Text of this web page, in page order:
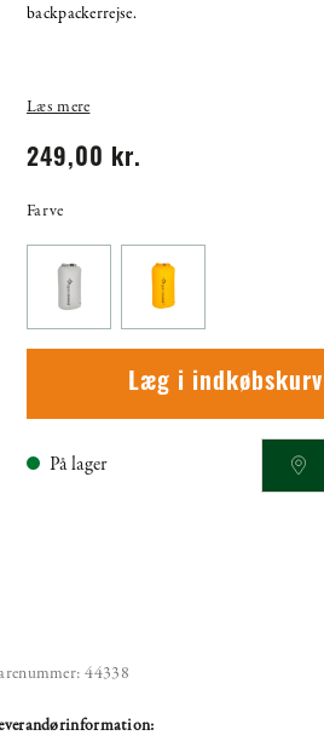
backpackerrejse.
Læs mere
249,00 kr.
Farve
Læg i indkøbskurv
På lager
44338